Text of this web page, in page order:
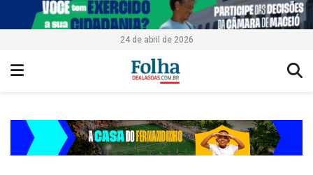
24 de abril de 2026